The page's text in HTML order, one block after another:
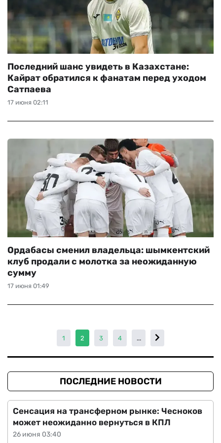
17 июня 02:11
Последний шанс увидеть в Казахстане:
Кайрат обратился к фанатам перед уходом
Сатпаева
17 июня 01:49
Ордабасы сменил владельца: шымкентский
клуб продали с молотка за неожиданную
сумму
1 2 3 4 ...
ПОСЛЕДНИЕ НОВОСТИ
26 июня 03:40
Сенсация на трансферном рынке: Чесноков
может неожиданно вернуться в КПЛ